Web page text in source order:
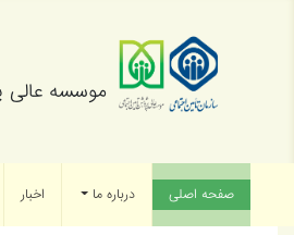
موسسه عالی
صفحه اصلی درباره ما اخبار